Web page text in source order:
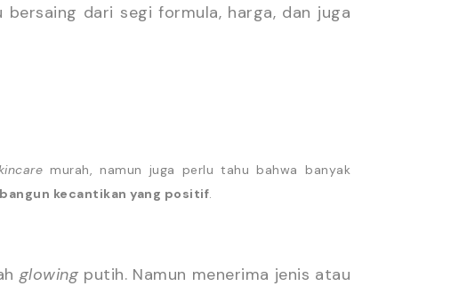
bersaing dari segi formula, harga, dan juga
murah, namun juga perlu tahu bahwa banyak
kecantikan yang positif.
glowing putih. Namun menerima jenis atau